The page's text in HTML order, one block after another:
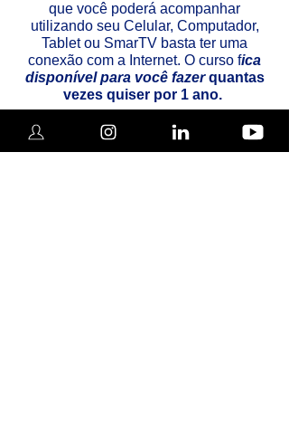
que você poderá acompanhar
utilizando seu Celular, Computador,
Tablet ou SmarTV basta ter uma
conexão com a Internet. O curso fica
disponível para você fazer quantas
vezes quiser por 1 ano.
INCLUSO NO
CURSO: